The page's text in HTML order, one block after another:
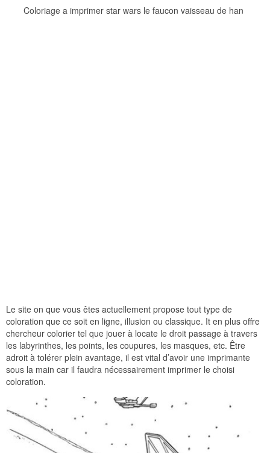
Coloriage a imprimer star wars le faucon vaisseau de han
Le site on que vous êtes actuellement propose tout type de
coloration que ce soit en ligne, illusion ou classique. It en plus offre
chercheur colorier tel que jouer à locate le droit passage à travers
les labyrinthes, les points, les coupures, les masques, etc. Être
adroit à tolérer plein avantage, il est vital d’avoir une imprimante
sous la main car il faudra nécessairement imprimer le choisi
coloration.